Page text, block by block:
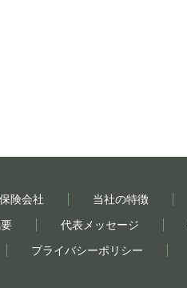
険会社 当社の特徴
代表メッセージ
プライバシーポリシー